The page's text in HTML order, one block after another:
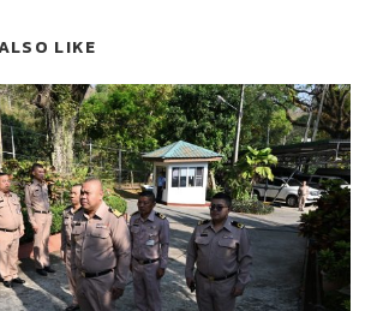
er e
n
g
er
LIKE